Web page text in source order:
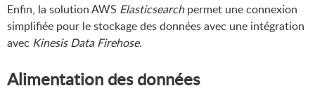
Enfin, la solution AWS Elasticsearchpermet une connexion
simplifiée pour le stockage des données avec une intégration
avec Kinesis Data Firehose.
Alimentation des données